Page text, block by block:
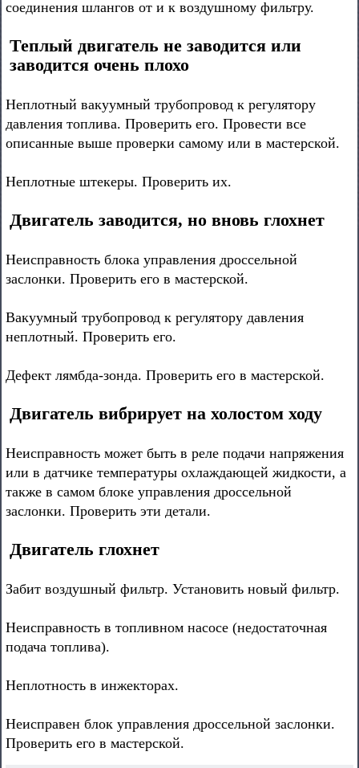
соединения шлангов от и к воздушному фильтру.
Теплый двигатель не заводится или
заводится очень плохо
Неплотный вакуумный трубопровод к регулятору
давления топлива. Проверить его. Провести все
описанные выше проверки самому или в мастерской.
Неплотные штекеры. Проверить их.
Двигатель заводится, но вновь глохнет
Неисправность блока управления дроссельной
заслонки. Проверить его в мастерской.
Вакуумный трубопровод к регулятору давления
неплотный. Проверить его.
Дефект лямбда-зонда. Проверить его в мастерской.
Двигатель вибрирует на холостом ходу
Неисправность может быть в реле подачи напряжения
или в датчике температуры охлаждающей жидкости, а
также в самом блоке управления дроссельной
заслонки. Проверить эти детали.
Двигатель глохнет
Забит воздушный фильтр. Установить новый фильтр.
Неисправность в топливном насосе (недостаточная
подача топлива).
Неплотность в инжекторах.
Неисправен блок управления дроссельной заслонки.
Проверить его в мастерской.